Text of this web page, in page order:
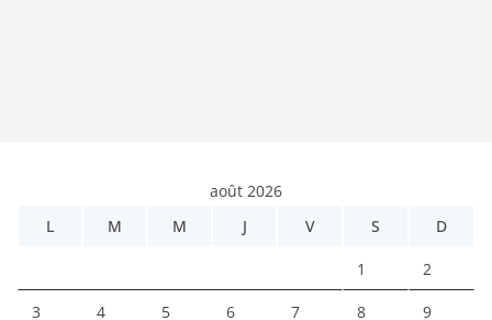
août 2026
L
M M J V S D
1 2
3 4 5 6 7 8 9